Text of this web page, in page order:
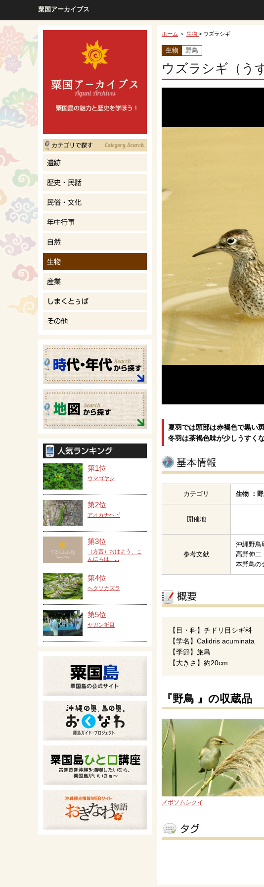
粟国アーカイブス
ホーム ＞ 生物 > ウズラシギ
生物 野鳥
ウズラシギ（う
夏羽では頭部は赤褐色で黒い
冬羽は茶褐色味が少しうすく
カテゴリ 生物 ：
開催地
参考文献
沖縄野鳥
高野伸
本野鳥の
【目・科】チドリ目シギ科
【学名】Calidris acuminata
【季節】旅鳥
【大きさ】約20cm
『野鳥 』の収蔵品
メボソムシクイ
第1位
ウマゴヤシ
第2位
アオカナヘビ
第3位
（方言）おはよう、こ
んにちは、...
第4位
ヘクソカズラ
第5位
ヤガン折目